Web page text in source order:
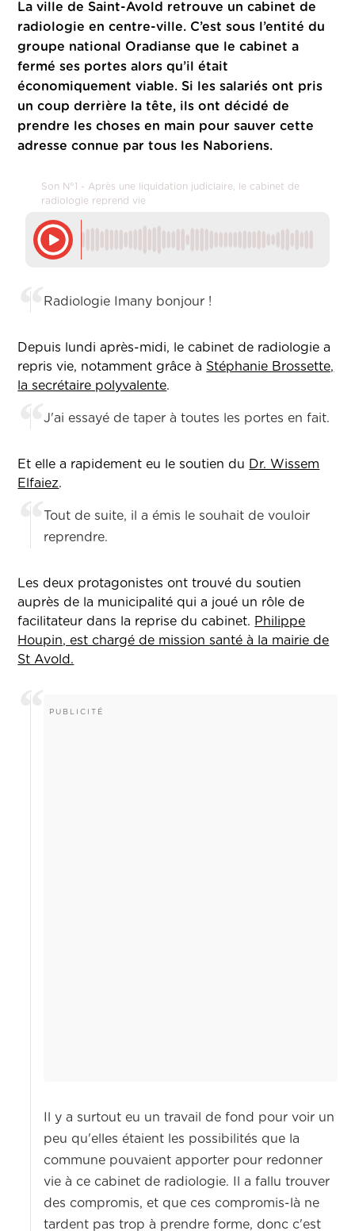
La ville de Saint-Avold retrouve un cabinet de
radiologie en centre-ville. C’est sous l’entité du
groupe national Oradianse que le cabinet a
fermé ses portes alors qu’il était
économiquement viable. Si les salariés ont pris
un coup derrière la tête, ils ont décidé de
prendre les choses en main pour sauver cette
adresse connue par tous les Naboriens.
Son N°1 - Après une liquidation judiciaire, le cabinet de
radiologie reprend vie
Radiologie Imany bonjour !
Depuis lundi après-midi, le cabinet de radiologie a
repris vie, notamment grâce à Stéphanie Brossette,
la secrétaire polyvalente.
J'ai essayé de taper à toutes les portes en fait.
Et elle a rapidement eu le soutien du Dr. Wissem
Elfaiez.
Tout de suite, il a émis le souhait de vouloir
reprendre.
Les deux protagonistes ont trouvé du soutien
auprès de la municipalité qui a joué un rôle de
facilitateur dans la reprise du cabinet. Philippe
Houpin, est chargé de mission santé à la mairie de
St Avold.
Il y a surtout eu un travail de fond pour voir un
peu qu'elles étaient les possibilités que la
commune pouvaient apporter pour redonner
vie à ce cabinet de radiologie. Il a fallu trouver
des compromis, et que ces compromis-là ne
tardent pas trop à prendre forme, donc c'est